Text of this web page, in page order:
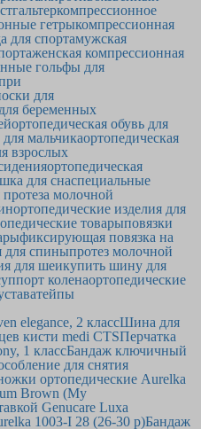
компрессионное
гетрыкомпрессионная
для спортамужская
женская компрессионная
гольфы для
для
беременных
ортопедическая обувь для
мальчикаортопедическая
взрослых
ортопедическая
для снаспециальные
протеза молочной
ортопедические изделия для
товарыповязки
фиксирующая повязка на
для спиныпротез молочной
для шеикупить шину для
коленаортопедические
тейпы
elegance, 2 классШина для
кисти medi CTSПерчатка
1 классБандаж ключичный
для снятия
ортопедические Aurelka
Brown (My
Genucare Luxa
1003-I 28 (26-30 р)Бандаж